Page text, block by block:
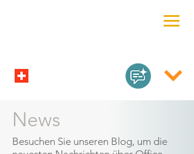
News
Besuchen Sie unseren Blog, um die